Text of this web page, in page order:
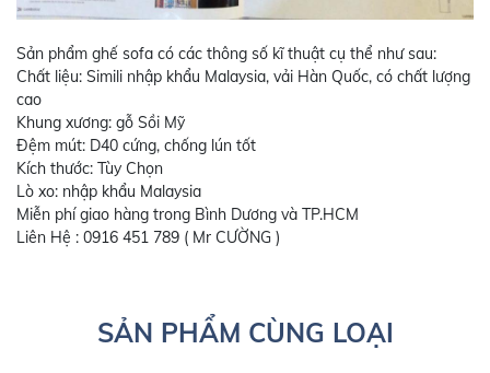
Sản phẩm ghế sofa có các thông số kĩ thuật cụ thể như sau:
Chất liệu: Simili nhập khẩu Malaysia, vải Hàn Quốc, có chất lượng
cao
Khung xương: gỗ Sồi Mỹ
Đệm mút: D40 cứng, chống lún tốt
Kích thước: Tùy Chọn
Lò xo: nhập khẩu Malaysia
Miễn phí giao hàng trong Bình Dương và TP.HCM
Liên Hệ : 0916 451 789 ( Mr CƯỜNG )
SẢN PHẨM CÙNG LOẠI